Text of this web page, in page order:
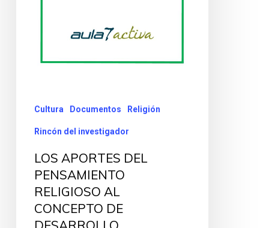
Cultura Documentos Religión
Rincón del investigador
LOS APORTES DEL
PENSAMIENTO
RELIGIOSO AL
CONCEPTO DE